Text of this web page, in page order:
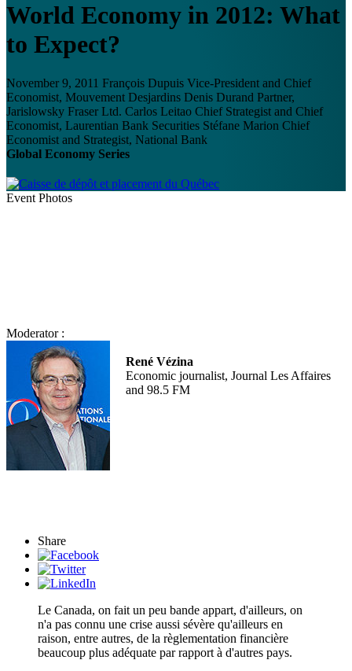
World Economy in 2012: What
to Expect?
November 9, 2011 François Dupuis Vice-President and Chief
Economist, Mouvement Desjardins Denis Durand Partner,
Jarislowsky Fraser Ltd. Carlos Leitao Chief Strategist and Chief
Economist, Laurentian Bank Securities Stéfane Marion Chief
Economist and Strategist, National Bank
Global Economy Series
Event Photos
Moderator :
René Vézina
Economic journalist, Journal Les Affaires
and 98.5 FM
Share
Le Canada, on fait un peu bande appart, d'ailleurs, on
n'a pas connu une crise aussi sévère qu'ailleurs en
raison, entre autres, de la règlementation financière
beaucoup plus adéquate par rapport à d'autres pays.